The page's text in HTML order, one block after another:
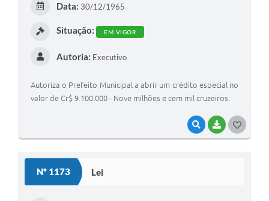
VISUALIZAR
BAIXAR
Data: 30/12/1965
Situação: EM VIGOR
Autoria: Executivo
Autoriza o Prefeito Municipal a abrir um crédito especial no
valor de Cr$ 9.100.000 - Nove milhões e cem mil cruzeiros.
Nº 1173 Lei